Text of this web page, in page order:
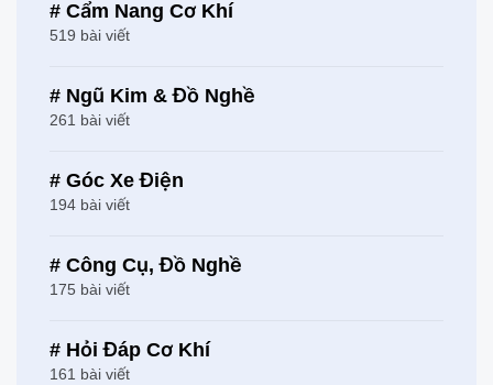
# Cẩm Nang Cơ Khí
519 bài viết
# Ngũ Kim & Đồ Nghề
261 bài viết
# Góc Xe Điện
194 bài viết
# Công Cụ, Đồ Nghề
175 bài viết
# Hỏi Đáp Cơ Khí
161 bài viết